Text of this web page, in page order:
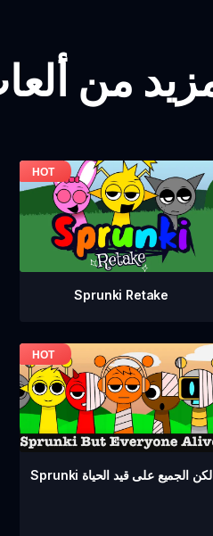
Sprunki Retake
Sprunki لكن الجميع على قيد الحياة